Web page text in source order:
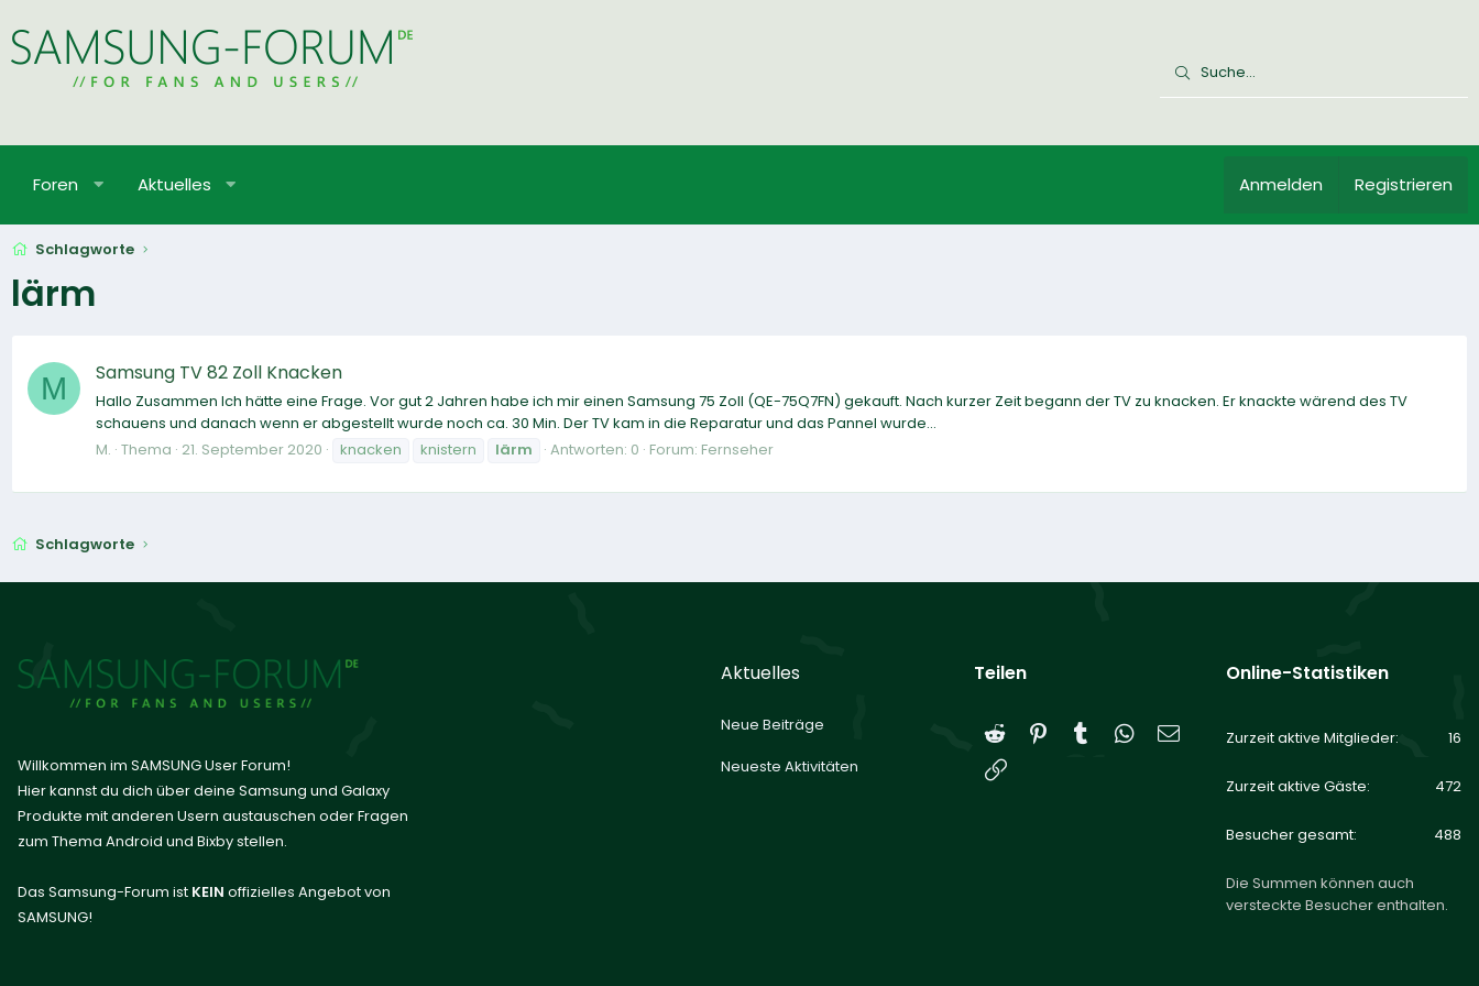
Foren Aktuelles Anmelden Registrieren
Schlagworte
lärm
M Samsung TV 82 Zoll Knacken
Hallo Zusammen Ich hätte eine Frage. Vor gut 2 Jahren habe ich mir einen Samsung 75 Zoll (QE-75Q7FN) gekauft. Nach kurzer Zeit begann der TV zu knacken. Er knackte wärend des TV
schauens und danach wenn er abgestellt wurde noch ca. 30 Min. Der TV kam in die Reparatur und das Pannel wurde...
M. Thema 21. September 2020 knacken knistern lärm Antworten: 0 Forum: Fernseher
Schlagworte
Willkommen im SAMSUNG User Forum!
Hier kannst du dich über deine Samsung und Galaxy
Produkte mit anderen Usern austauschen oder Fragen
zum Thema Android und Bixby stellen.
Das Samsung-Forum ist KEIN offizielles Angebot von
SAMSUNG!
Aktuelles
Neue Beiträge
Neueste Aktivitäten
Teilen
Reddit Pinterest
Tumblr WhatsApp
E-Mail
Online-Statistiken
Zurzeit aktive Mitglieder 16
Zurzeit aktive Gäste 472
Besucher gesamt 488
Die Summen können auch
versteckte Besucher enthalten.